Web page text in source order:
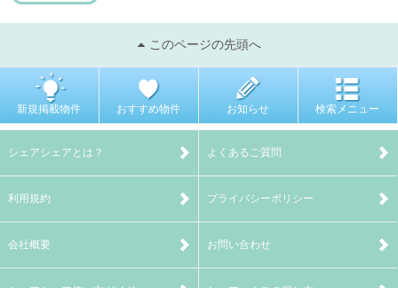
このページの先頭へ
新規掲載物件 おすすめ物件 お知らせ 検索メニュー
シェアシェアとは？ よくあるご質問
利用規約 プライバシーポリシー
会社概要 お問い合わせ